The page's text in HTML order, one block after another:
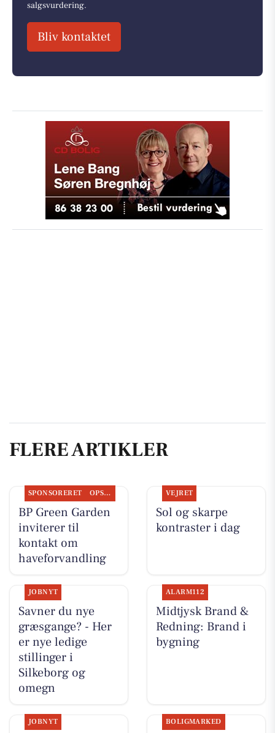
salgsvurdering.
Bliv kontaktet
FLERE ARTIKLER
SPONSORERET OPSLAGSTAVLEN
BP Green Garden
inviterer til
kontakt om
haveforvandling
VEJRET
Sol og skarpe
kontraster i dag
JOBNYT
Savner du nye
græsgange? - Her
er nye ledige
stillinger i
Silkeborg og
omegn
ALARM112
Midtjysk Brand &
Redning: Brand i
bygning
JOBNYT BOLIGMARKED